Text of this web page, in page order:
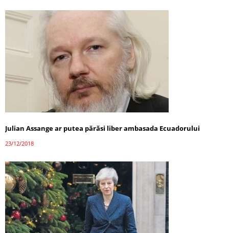
Julian Assange ar putea părăsi liber ambasada Ecuadorului
23/12/2018